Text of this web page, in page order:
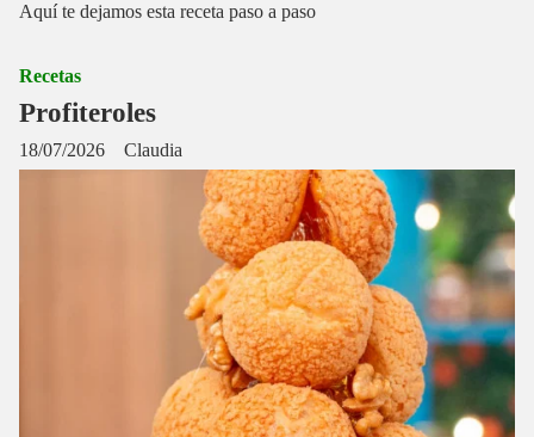
Aquí te dejamos esta receta paso a paso
Profiteroles
Claudia
Recetas
18/07/2026